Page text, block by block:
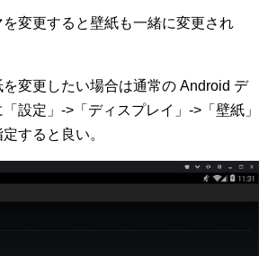
変更すると壁紙も一緒に変更され
変更したい場合は通常の Android デ
設定」->「ディスプレイ」->「壁紙」
すると良い。